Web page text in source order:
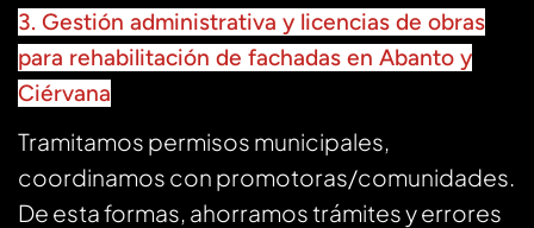
3. Gestión administrativa y licencias de obras
para rehabilitación de fachadas en Abanto y
Ciérvana
Tramitamos permisos municipales,
coordinamos con promotoras/comunidades.
De esta formas, ahorramos trámites y errores